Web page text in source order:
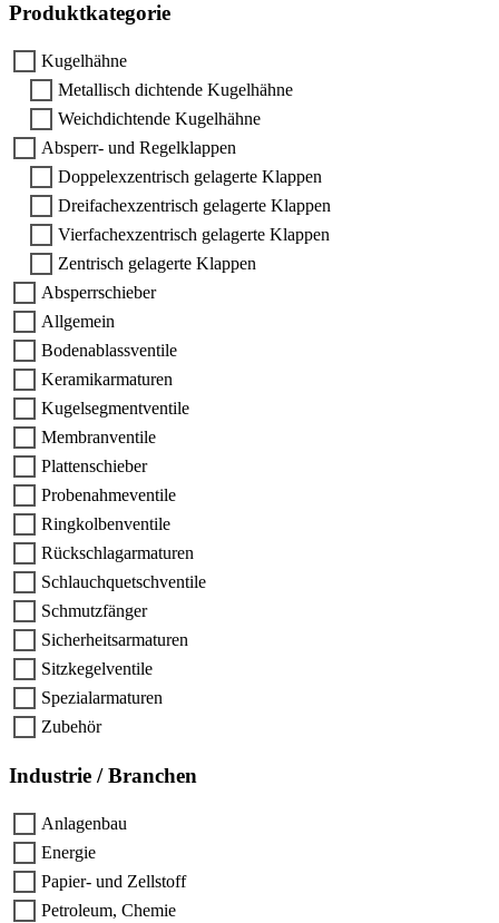
Produktkategorie
Kugelhähne
Metallisch dichtende Kugelhähne
Weichdichtende Kugelhähne
Absperr- und Regelklappen
Doppelexzentrisch gelagerte Klappen
Dreifachexzentrisch gelagerte Klappen
Vierfachexzentrisch gelagerte Klappen
Zentrisch gelagerte Klappen
Absperrschieber
Allgemein
Bodenablassventile
Keramikarmaturen
Kugelsegmentventile
Membranventile
Plattenschieber
Probenahmeventile
Ringkolbenventile
Rückschlagarmaturen
Schlauchquetschventile
Schmutzfänger
Sicherheitsarmaturen
Sitzkegelventile
Spezialarmaturen
Zubehör
Industrie / Branchen
Anlagenbau
Energie
Papier- und Zellstoff
Petroleum, Chemie